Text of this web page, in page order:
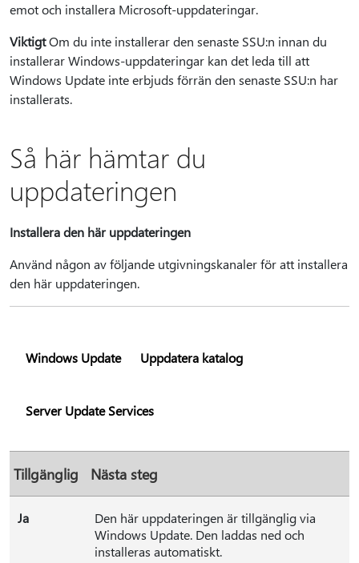
emot och installera Microsoft-uppdateringar.
ViktigtOm du inte installerar den senaste SSU:n innan du
installerar Windows-uppdateringar kan det leda till att
Windows Update inte erbjuds förrän den senaste SSU:n har
installerats.
Så här hämtar du
uppdateringen
Installera den här uppdateringen
Använd någon av följande utgivningskanaler för att installera
den här uppdateringen.
Windows Update Uppdatera katalog
Server Update Services
Tillgänglig Nästa steg
Ja
Den här uppdateringen är tillgänglig via
Windows Update. Den laddas ned och
installeras automatiskt.